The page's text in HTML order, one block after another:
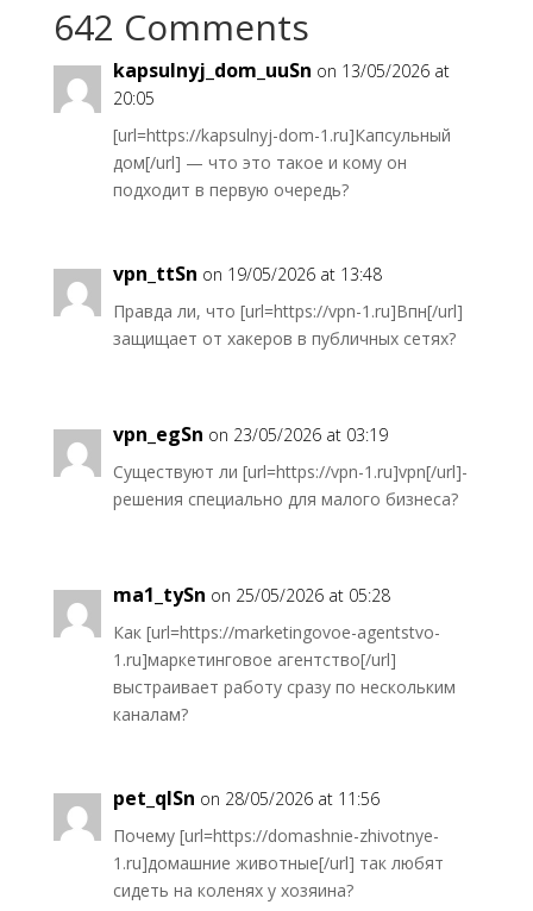
642 Comments
kapsulnyj_dom_uuSn on 13/05/2026 at
20:05
[url=https://kapsulnyj-dom-1.ru]Капсульный
дом[/url] — что это такое и кому он
подходит в первую очередь?
vpn_ttSn on 19/05/2026 at 13:48
Правда ли, что [url=https://vpn-1.ru]Впн[/url]
защищает от хакеров в публичных сетях?
vpn_egSn on 23/05/2026 at 03:19
Существуют ли [url=https://vpn-1.ru]vpn[/url]-
решения специально для малого бизнеса?
ma1_tySn on 25/05/2026 at 05:28
Как [url=https://marketingovoe-agentstvo-
1.ru]маркетинговое агентство[/url]
выстраивает работу сразу по нескольким
каналам?
pet_qlSn on 28/05/2026 at 11:56
Почему [url=https://domashnie-zhivotnye-
1.ru]домашние животные[/url] так любят
сидеть на коленях у хозяина?